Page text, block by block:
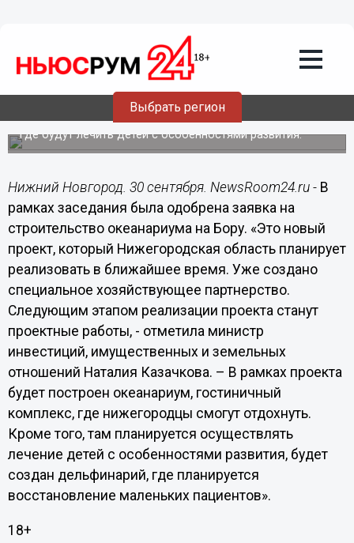
Выбрать регион
30.09.201517:40
Проект строительства океанариума на
Бору одобрен Инвестсоветом
В рамках проекта планируется создание дельфинария,
где будут лечить детей с особенностями развития.
Нижний Новгород. 30 сентября. NewsRoom24.ru - В
рамках заседания была одобрена заявка на
строительство океанариума на Бору. «Это новый
проект, который Нижегородская область планирует
реализовать в ближайшее время. Уже создано
специальное хозяйствующее партнерство.
Следующим этапом реализации проекта станут
проектные работы, - отметила министр
инвестиций, имущественных и земельных
отношений Наталия Казачкова. – В рамках проекта
будет построен океанариум, гостиничный
комплекс, где нижегородцы смогут отдохнуть.
Кроме того, там планируется осуществлять
лечение детей с особенностями развития, будет
создан дельфинарий, где планируется
восстановление маленьких пациентов».
18+